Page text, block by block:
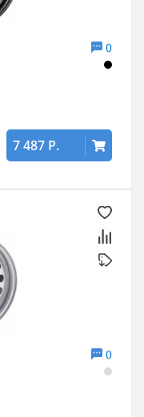
0
7 487 Р.
0